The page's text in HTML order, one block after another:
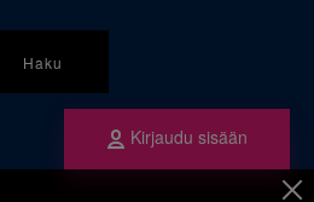
Haku
Kirjaudu sisään